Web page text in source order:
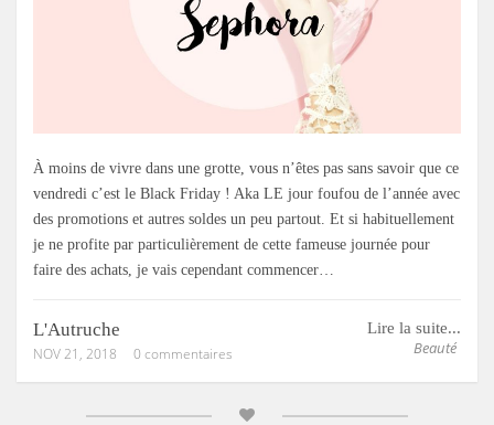
À moins de vivre dans une grotte, vous n’êtes pas sans savoir que ce
vendredi c’est le Black Friday ! Aka LE jour foufou de l’année avec
des promotions et autres soldes un peu partout. Et si habituellement
je ne profite par particulièrement de cette fameuse journée pour
faire des achats, je vais cependant commencer…
Lire la suite...
Beauté
L'Autruche
NOV 21, 2018 0 commentaires